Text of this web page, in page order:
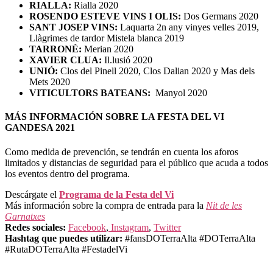
RIALLA: Rialla 2020
ROSENDO ESTEVE VINS I OLIS: Dos Germans 2020
SANT JOSEP VINS: Laquarta 2n any vinyes velles 2019,
Llàgrimes de tardor Mistela blanca 2019
TARRONÉ: Merian 2020
XAVIER CLUA: Il.lusió 2020
UNIÓ: Clos del Pinell 2020, Clos Dalian 2020 y Mas dels
Mets 2020
VITICULTORS BATEANS: Manyol 2020
MÁS INFORMACIÓN SOBRE LA FESTA DEL VI
GANDESA 2021
Como medida de prevención, se tendrán en cuenta los aforos
limitados y distancias de seguridad para el público que acuda a todos
los eventos dentro del programa.
Descárgate el Programa de la Festa del Vi
Más información sobre la compra de entrada para la Nit de les
Garnatxes
Redes sociales: Facebook, Instagram, Twitter
Hashtag que puedes utilizar: #fansDOTerraAlta #DOTerraAlta
#RutaDOTerraAlta #FestadelVi